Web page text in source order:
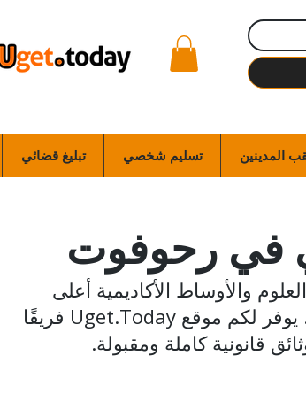
المدينين تسليم شخصي تبليغ قضائي
في رحوفوت
والأوساط الأكاديمية أعلى
مستويات الدقة في العثور على المواد الحساسة للمدينين. يوفر لكم موقع Uget.Today فريقًا
قانونية كاملة ومقبولة.